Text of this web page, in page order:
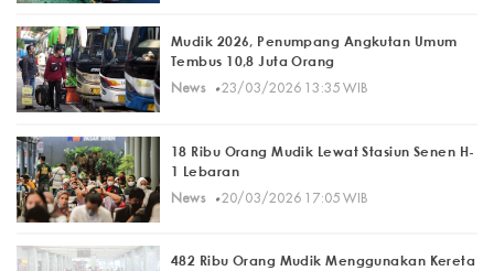
Mudik 2026, Penumpang Angkutan Umum
Tembus 10,8 Juta Orang
News· 23/03/2026 13:35 WIB
18 Ribu Orang Mudik Lewat Stasiun Senen H-
1 Lebaran
News· 20/03/2026 17:05 WIB
482 Ribu Orang Mudik Menggunakan Kereta